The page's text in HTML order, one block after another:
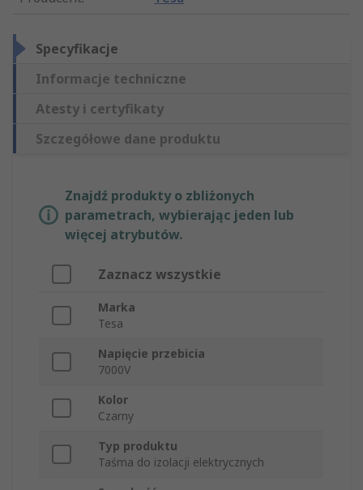
Specyfikacje
Informacje techniczne
Atesty i certyfikaty
Szczegółowe dane produktu
Znajdź produkty o zbliżonych
parametrach, wybierając jeden lub
więcej atrybutów.
Zaznacz wszystkie
Marka
Tesa
Napięcie przebicia
7000V
Kolor
Czarny
Typ produktu
Taśma do izolacji elektrycznych